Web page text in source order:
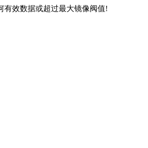
有效数据或超过最大镜像阀值!